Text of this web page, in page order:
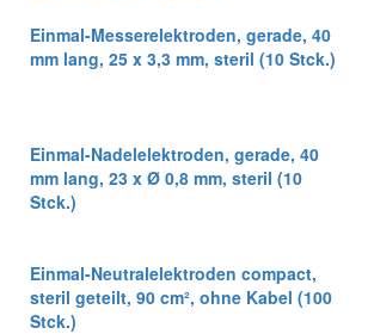
Einmal-Messerelektroden, gerade, 40
mm lang, 25 x 3,3 mm, steril (10 Stck.)
Einmal-Nadelelektroden, gerade, 40
mm lang, 23 x Ø 0,8 mm, steril (10
Stck.)
Einmal-Neutralelektroden compact,
steril geteilt, 90 cm², ohne Kabel (100
Stck.)